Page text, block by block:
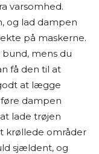
varsomhed.
og lad dampen
på maskerne.
mens du
få den til at
at lægge
dampen
lade trøjen
krøllede områder
sjældent, og